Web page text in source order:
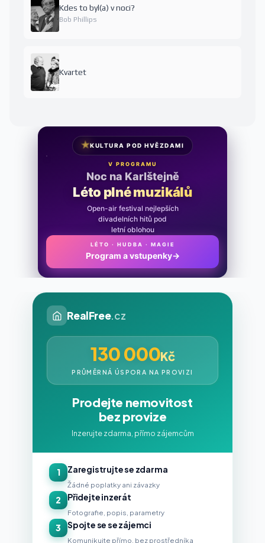
Kdes to byl(a) v noci?
Bob Phillips
Kvartet
★KULTURA POD HVĚZDAMI
V PROGRAMU
Noc na Karlštejně
Léto plné muzikálů
Open-air festival nejlepších
divadelních hitů pod
letní oblohou
LÉTO · HUDBA · MAGIE
Program a vstupenky →
RealFree.cz
130 000Kč
PRŮMĚRNÁ ÚSPORA NA PROVIZI
Prodejte nemovitost
bez provize
Inzerujte zdarma, přímo zájemcům
1 Zaregistrujte se zdarma
Žádné poplatky ani závazky
2 Přidejte inzerát
Fotografie, popis, parametry
3 Spojte se se zájemci
Komunikujte přímo, bez prostředníka